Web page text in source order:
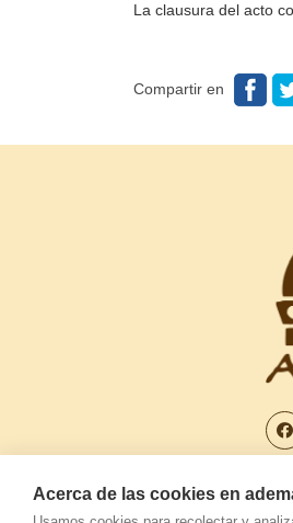
Acerca de las cookies en
La clausura del acto
Compartir en